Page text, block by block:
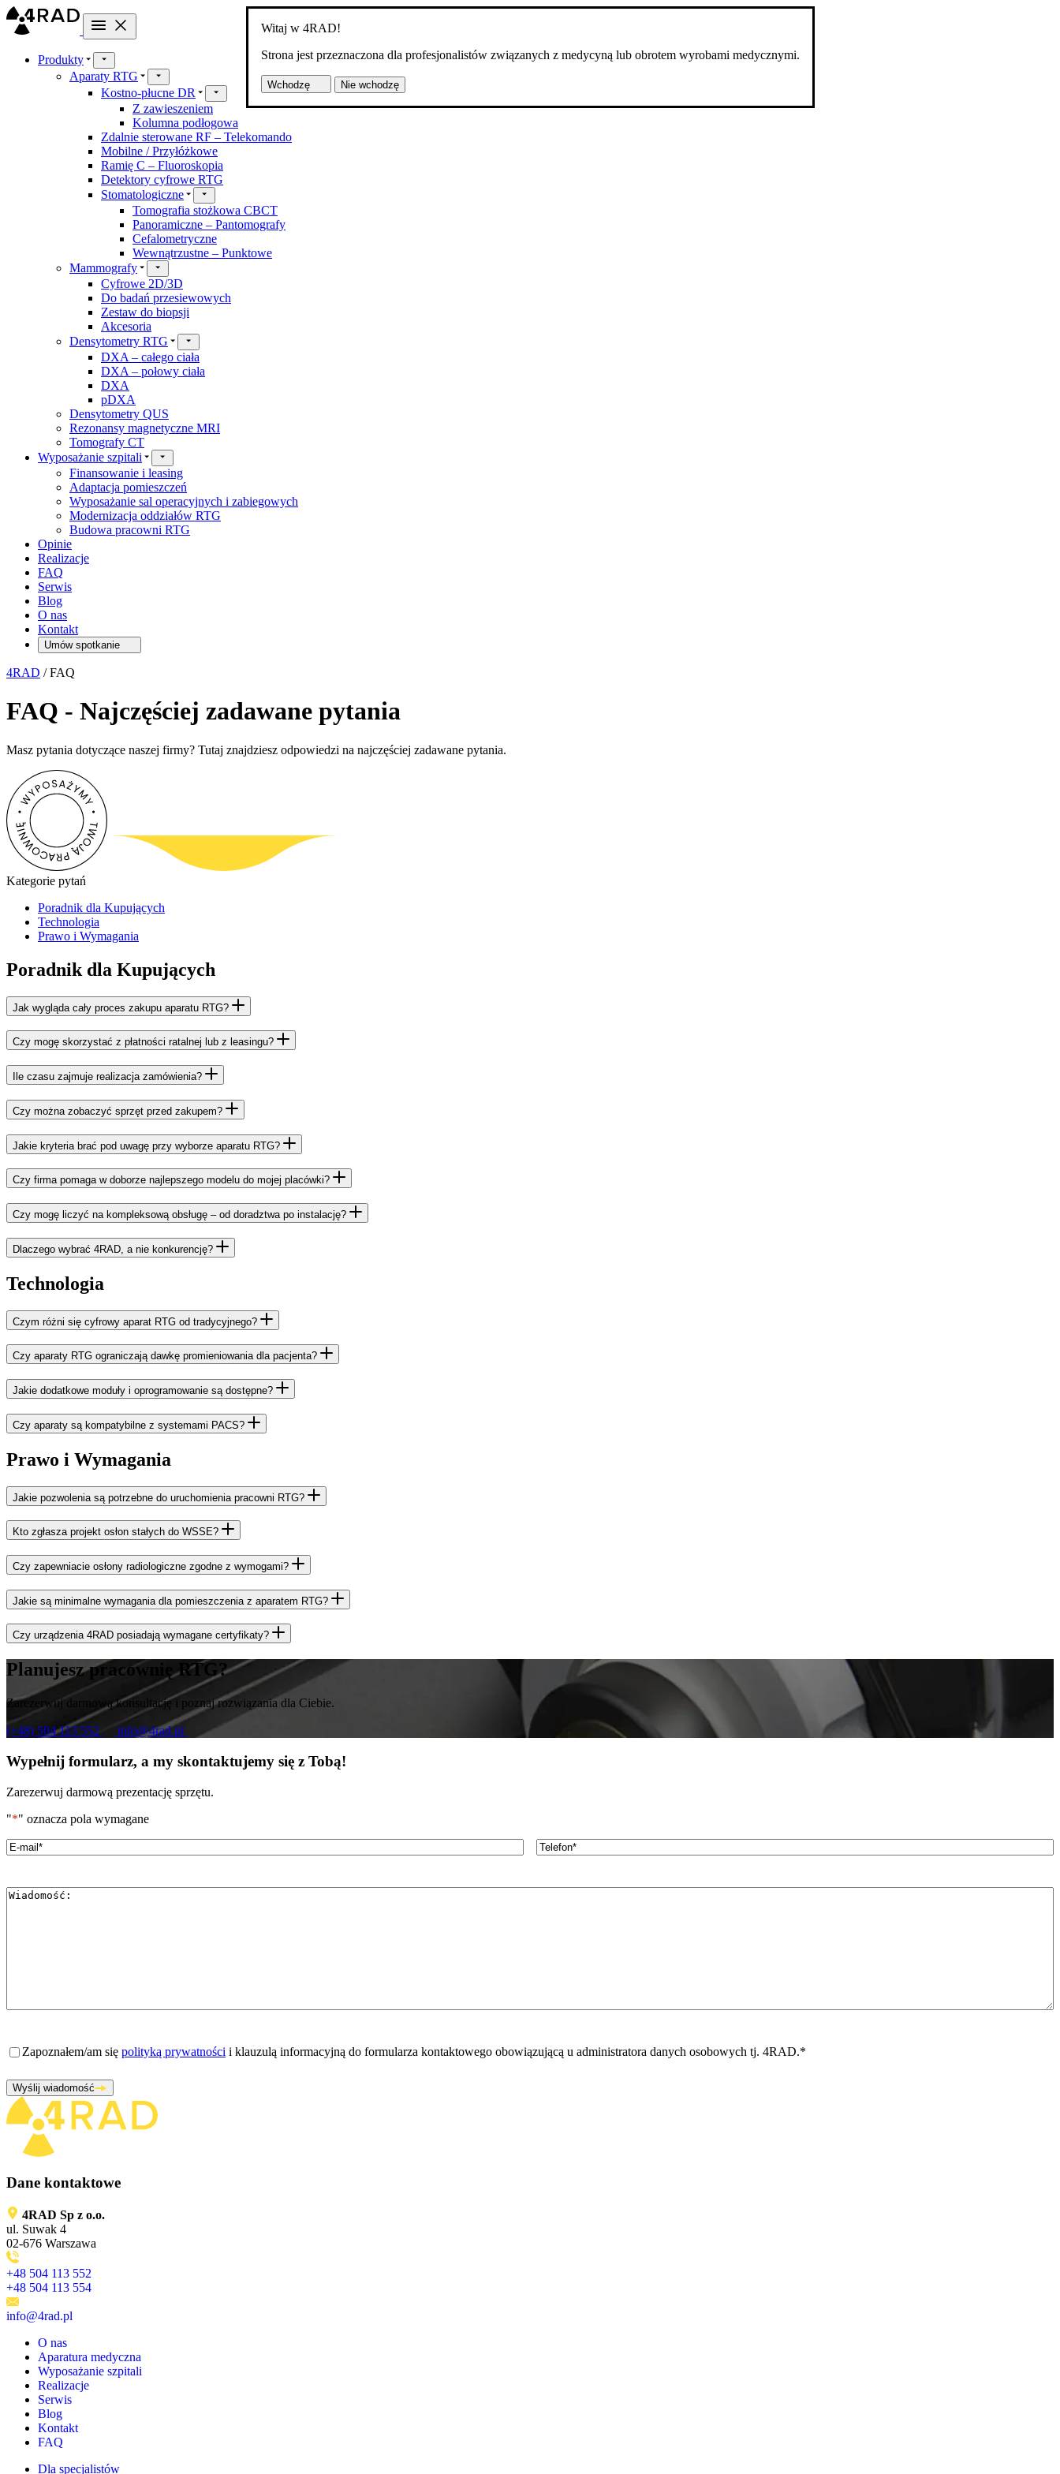
Witaj w 4RAD!
Strona jest przeznaczona dla profesjonalistów związanych z medycyną lub obrotem wyrobami medycznymi.
Wchodzę Nie wchodzę
Produkty
Aparaty RTG
Kostno-płucne DR
Z zawieszeniem
Kolumna podłogowa
Zdalnie sterowane RF – Telekomando
Mobilne / Przyłóżkowe
Ramię C – Fluoroskopia
Detektory cyfrowe RTG
Stomatologiczne
Tomografia stożkowa CBCT
Panoramiczne – Pantomografy
Cefalometryczne
Wewnątrzustne – Punktowe
Mammografy
Cyfrowe 2D/3D
Do badań przesiewowych
Zestaw do biopsji
Akcesoria
Densytometry RTG
DXA – całego ciała
DXA – połowy ciała
DXA
pDXA
Densytometry QUS
Rezonansy magnetyczne MRI
Tomografy CT
Wyposażanie szpitali
Finansowanie i leasing
Adaptacja pomieszczeń
Wyposażanie sal operacyjnych i zabiegowych
Modernizacja oddziałów RTG
Budowa pracowni RTG
Opinie
Realizacje
FAQ
Serwis
Blog
O nas
Kontakt
Umów spotkanie
4RAD /FAQ
FAQ - Najczęściej zadawane pytania
Masz pytania dotyczące naszej firmy? Tutaj znajdziesz odpowiedzi na najczęściej zadawane pytania.
Kategorie pytań
Poradnik dla Kupujących
Technologia
Prawo i Wymagania
Poradnik dla Kupujących
Jak wygląda cały proces zakupu aparatu RTG?
Czy mogę skorzystać z płatności ratalnej lub z leasingu?
Ile czasu zajmuje realizacja zamówienia?
Czy można zobaczyć sprzęt przed zakupem?
Jakie kryteria brać pod uwagę przy wyborze aparatu RTG?
Czy firma pomaga w doborze najlepszego modelu do mojej placówki?
Czy mogę liczyć na kompleksową obsługę – od doradztwa po instalację?
Dlaczego wybrać 4RAD, a nie konkurencję?
Technologia
Czym różni się cyfrowy aparat RTG od tradycyjnego?
Czy aparaty RTG ograniczają dawkę promieniowania dla pacjenta?
Jakie dodatkowe moduły i oprogramowanie są dostępne?
Czy aparaty są kompatybilne z systemami PACS?
Prawo i Wymagania
Jakie pozwolenia są potrzebne do uruchomienia pracowni RTG?
Kto zgłasza projekt osłon stałych do WSSE?
Czy zapewniacie osłony radiologiczne zgodne z wymogami?
Jakie są minimalne wymagania dla pomieszczenia z aparatem RTG?
Czy urządzenia 4RAD posiadają wymagane certyfikaty?
Planujesz pracownię RTG?
Zarezerwuj darmową konsultację i poznaj rozwiązania dla Ciebie.
(+48) 504 113 552 info@4rad.pl
Wypełnij formularz, a my skontaktujemy się z Tobą!
Zarezerwuj darmową prezentację sprzętu.
"*" oznacza pola wymagane
Email* Telefon*
Wiadomość*
Zgoda*
Zapoznałem/am się polityką prywatności i klauzulą informacyjną do formularza kontaktowego obowiązującą u administratora danych osobowych tj. 4RAD.*
Wyślij wiadomość
Dane kontaktowe
4RAD Sp z o.o.
ul. Suwak 4
02-676 Warszawa
+48 504 113 552
+48 504 113 554
info@4rad.pl
O nas
Aparatura medyczna
Wyposażanie szpitali
Realizacje
Serwis
Blog
Kontakt
FAQ
Dla specjalistów